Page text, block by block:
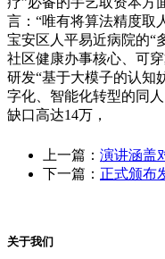
言：“唯有将算法精度取
宝安区人平易近病院的“
社区健康办事核心、可
研发“基于大模子的认知
字化、智能化转型的同
缺口高达14万，
上一篇： 演讲涵盖
下一篇： 正式颁布
关于我们